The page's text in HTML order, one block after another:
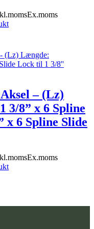
Ex.moms
– (Lz)
3/8” x 6 Spline
x 6 Spline Slide
Ex.moms